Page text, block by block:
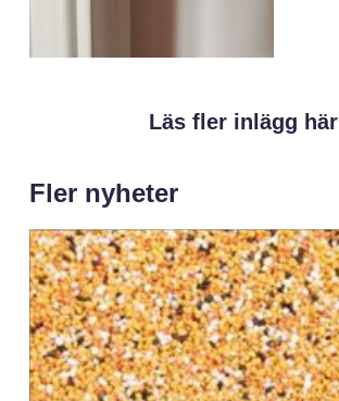
Läs fler inlägg här
Fler nyheter